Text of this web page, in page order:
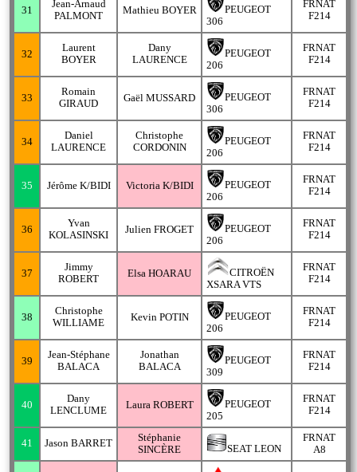
31
Jean-Arnaud
PALMONT
Mathieu BOYER
PEUGEOT
306
FRNAT
F214
32
Laurent
BOYER
Dany
LAURENCE
PEUGEOT
206
FRNAT
F214
33
Romain
GIRAUD
Gaël MUSSARD
PEUGEOT
306
FRNAT
F214
34
Daniel
LAURENCE
Christophe
CORDONIN
PEUGEOT
206
FRNAT
F214
35 Jérôme K/BIDI Victoria K/BIDI
PEUGEOT
206
FRNAT
F214
36
Yvan
KOLASINSKI
Julien FROGET
PEUGEOT
206
FRNAT
F214
37
Jimmy
ROBERT
Elsa HOARAU
CITROËN
XSARA VTS
FRNAT
F214
38
Christophe
WILLIAME
Kevin POTIN
PEUGEOT
206
FRNAT
F214
39
Jean-Stéphane
BALACA
Jonathan
BALACA
PEUGEOT
309
FRNAT
F214
40
Dany
LENCLUME
Laura ROBERT
PEUGEOT
205
FRNAT
F214
41 Jason BARRET
Stéphanie
SINCÈRE
SEAT LEON
FRNAT
A8